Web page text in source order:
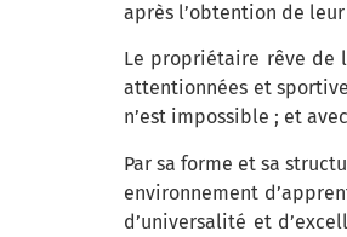
après l’obtention de
Le propriétaire rêve de
attentionnées et
n’est impossible ; et
Par sa forme et sa
environnement
d’universalité et